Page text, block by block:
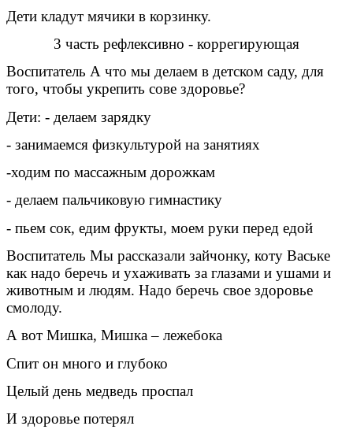
Дети кладут мячики в корзинку.
3 часть рефлексивно - коррегирующая
Воспитатель А что мы делаем в детском саду, для
того, чтобы укрепить сове здоровье?
Дети: - делаем зарядку
- занимаемся физкультурой на занятиях
-ходим по массажным дорожкам
- делаем пальчиковую гимнастику
- пьем сок, едим фрукты, моем руки перед едой
Воспитатель Мы рассказали зайчонку, коту Ваське
как надо беречь и ухаживать за глазами и ушами и
животным и людям. Надо беречь свое здоровье
смолоду.
А вот Мишка, Мишка – лежебока
Спит он много и глубоко
Целый день медведь проспал
И здоровье потерял